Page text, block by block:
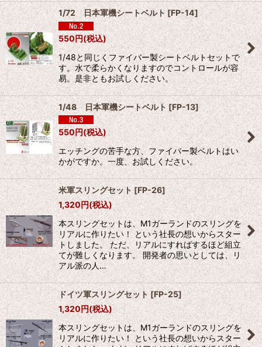
1/72 日本軍機シートベルト [FP-14]
550円(税込)
1/48と同じくファイバー製シートベルトセットで
す。水で柔らかくなりますのでコントロールが容
易。是非ともお試しください。
1/48 日本軍機シートベルト[FP-13]
550円(税込)
エッチングの苦手な方、ファイバー製ベルトはい
かがですか。一度、お試しください。
米軍スリングセット[FP-26]
1,320円(税込)
本スリングセットは、M1ガーランドのスリングを
リアルに作りたい！ という社長の想いからスター
トしました。 ただ、リアルにすればするほど組立
てが難しくなります。 開発者の思いとしては、リ
アル派の人…
ドイツ軍スリングセット [FP-25]
1,320円(税込)
本スリングセットは、M1ガーランドのスリングを
リアルに作りたい！ という社長の想いからスター